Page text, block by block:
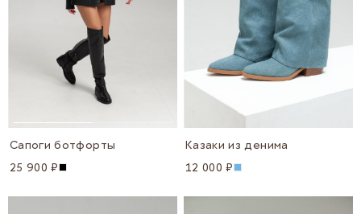
Сапоги ботфорты
25 900 ₽
Казаки из денима
12 000 ₽